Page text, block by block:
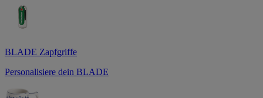
BLADE Zapfgriffe
Personalisiere dein BLADE